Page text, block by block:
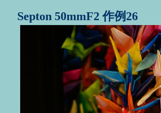
Septon 50mmF2 作例26